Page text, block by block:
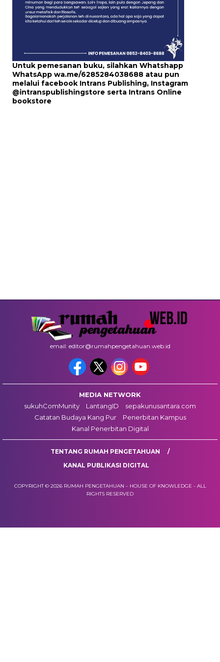
Untuk pemesanan buku, silahkan Whatshapp
WhatsApp wa.me/6285284038688 atau pun
melalui facebook Intrans Publishing, Instagram
@intranspublishingstore serta Intrans Online
bookstore
email: editor@rumahpengetahuan.web.id
MEDIA NETWORK
sukuhComMunity
LantangID
sepakunusantara.com
Catatan Budaya Kang Pur
Penerbitan Kampus
Kanal Penerbitan Digital
TENTANG RUMAH PENGETAHUAN
KANAL PUBLIKASI DIGITAL
COPYRIGHT © 2026 RUMAH PENGETAHUAN – HOUSE OF KNOWLEDGE - ALL
RIGHTS RESERVED